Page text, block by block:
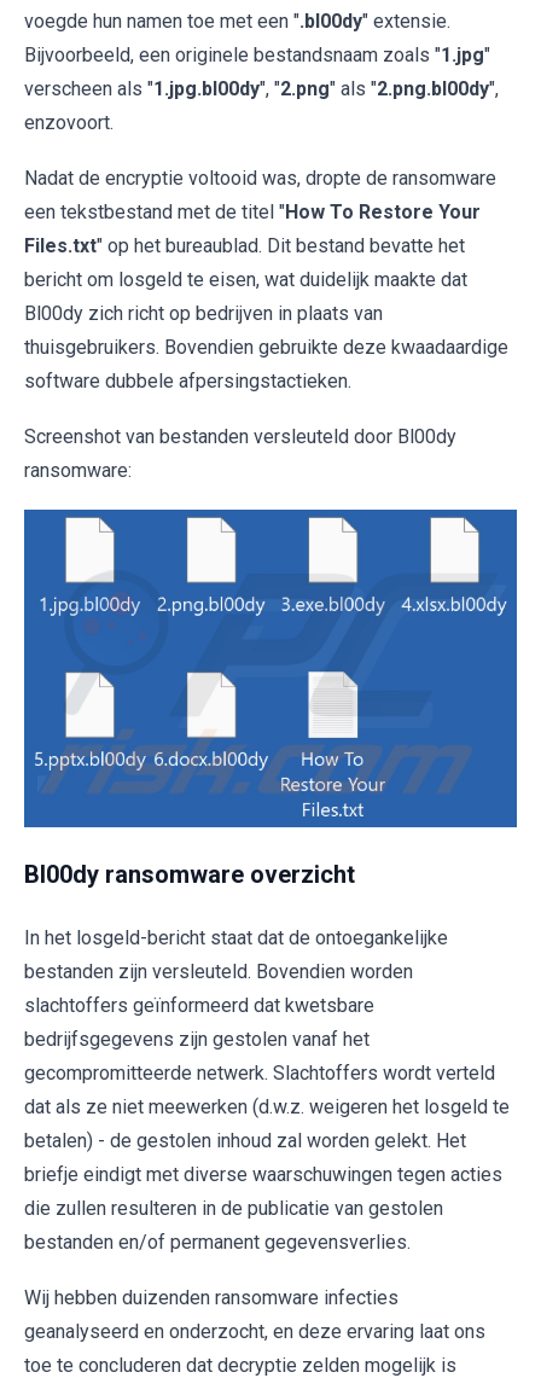
voegde hun namen toe met een ".bl00dy" extensie.
Bijvoorbeeld, een originele bestandsnaam zoals "1.jpg"
verscheen als "1.jpg.bl00dy", "2.png" als "2.png.bl00dy",
enzovoort.
Nadat de encryptie voltooid was, dropte de ransomware
een tekstbestand met de titel "How To Restore Your
Files.txt" op het bureaublad. Dit bestand bevatte het
bericht om losgeld te eisen, wat duidelijk maakte dat
Bl00dy zich richt op bedrijven in plaats van
thuisgebruikers. Bovendien gebruikte deze kwaadaardige
software dubbele afpersingstactieken.
Screenshot van bestanden versleuteld door Bl00dy
ransomware:
Bl00dy ransomware overzicht
In het losgeld-bericht staat dat de ontoegankelijke
bestanden zijn versleuteld. Bovendien worden
slachtoffers geïnformeerd dat kwetsbare
bedrijfsgegevens zijn gestolen vanaf het
gecompromitteerde netwerk. Slachtoffers wordt verteld
dat als ze niet meewerken (d.w.z. weigeren het losgeld te
betalen) - de gestolen inhoud zal worden gelekt. Het
briefje eindigt met diverse waarschuwingen tegen acties
die zullen resulteren in de publicatie van gestolen
bestanden en/of permanent gegevensverlies.
Wij hebben duizenden ransomware infecties
geanalyseerd en onderzocht, en deze ervaring laat ons
toe te concluderen dat decryptie zelden mogelijk is